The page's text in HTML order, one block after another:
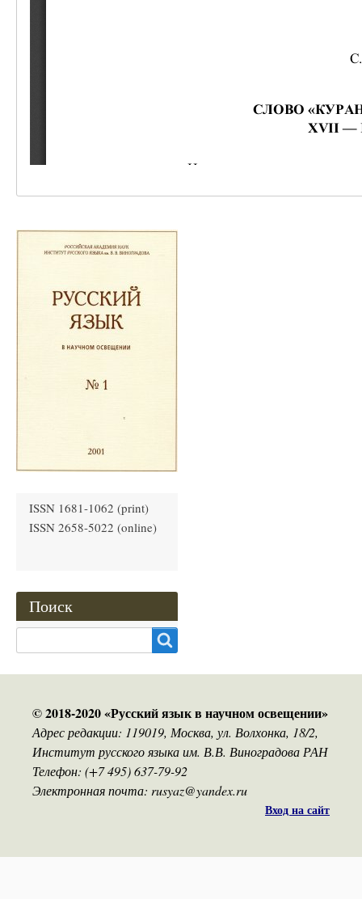
ISSN 1681-1062 (print)
ISSN 2658-5022 (online)
Поиск
© 2018-2020 «Русский язык в научном освещении»
Адрес редакции: 119019, Москва, ул. Волхонка, 18/2,
Институт русского языка им. В.В. Виноградова РАН
Телефон: (+7 495) 637-79-92
Электронная почта: rusyaz@yandex.ru
Вход на сайт